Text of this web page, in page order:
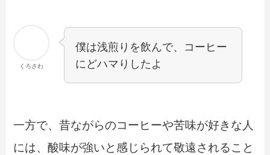
くろさわ
僕は浅煎りを飲んで、コーヒー
にどハマりしたよ
一方で、昔ながらのコーヒーや苦味が好きな人
には、酸味が強いと感じられて敬遠されること